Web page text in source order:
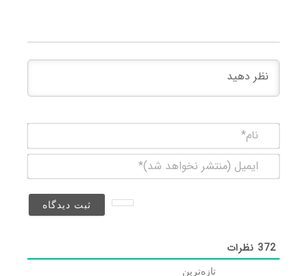
(منتشر
372 نظرات
تازه‌ترین